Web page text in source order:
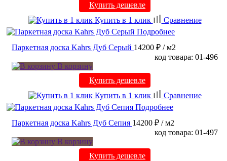
Купить дешевле
Купить в 1 клик
Сравнение
Подробнее
Паркетная доска Kahrs Дуб Серый 14200 ₽ / м2
код товара: 01-496
В корзину
Купить дешевле
Купить в 1 клик
Сравнение
Подробнее
Паркетная доска Kahrs Дуб Сепия 14200 ₽ / м2
код товара: 01-497
В корзину
Купить дешевле